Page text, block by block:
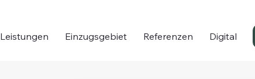
Leistungen Einzugsgebiet Referenzen Digital